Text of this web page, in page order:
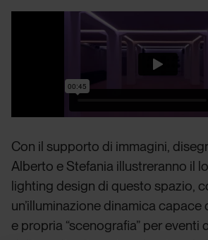
Con il supporto di immagini,
Alberto e Stefania illustreranno il
lighting design di questo spazio,
un’illuminazione dinamica capace
e propria “scenografia” per eventi